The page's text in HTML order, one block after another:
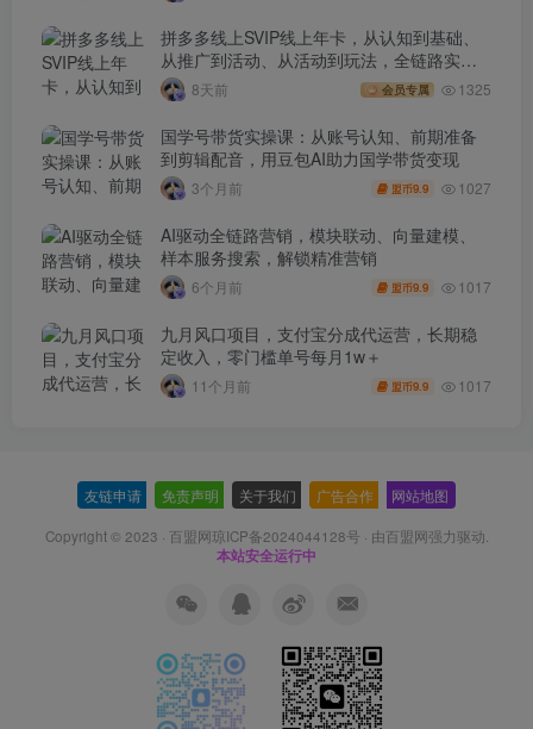
拼多多线上SVIP线上年卡，从认知到基础、
从推广到活动、从活动到玩法，全链路实战
(260730)
8天前 会员专属 1325
国学号带货实操课：从账号认知、前期准备
到剪辑配音，用豆包AI助力国学带货变现
3个月前 盟币9.9 1027
AI驱动全链路营销，模块联动、向量建模、
样本服务搜索，解锁精准营销
6个月前 盟币9.9 1017
九月风口项目，支付宝分成代运营，长期稳
定收入，零门槛单号每月1w＋
11个月前 盟币9.9 1017
友链申请 免责声明 关于我们 广告合作 网站地图
Copyright © 2023 · 百盟网琼ICP备2024044128号 · 由百盟网强力驱动.
本站安全运行中